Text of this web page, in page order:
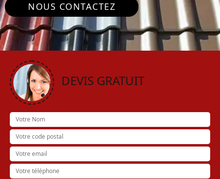
NOUS CONTACTEZ
DEVIS GRATUIT